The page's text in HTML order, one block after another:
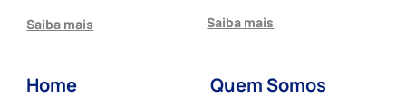
Saiba mais Saiba mais
Home
Quem Somos